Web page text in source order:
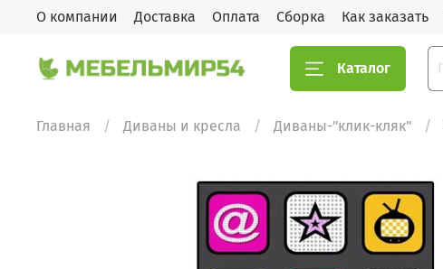
О компании Доставка Оплата Сборка Как заказать
Каталог
Главная Диваны и кресла Диваны-"клик-кляк"